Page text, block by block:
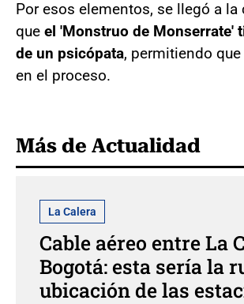
Por esos elementos, se llegó a
que el 'Monstruo de Monserrate'
de un psicópata, permitiendo
en el proceso.
Más de Actualidad
La Calera
Cable aéreo entre La
Bogotá: esta sería la
ubicación de las